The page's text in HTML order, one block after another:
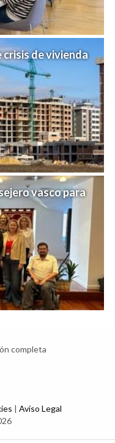
de vivienda
vasco para
completa
| Aviso Legal